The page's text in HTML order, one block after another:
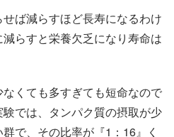
ば減らすほど長寿になるわけ
らすと栄養欠乏になり寿命は
なくても多すぎても短命なので
では、タンパク質の摂取が少
で、その比率が『1：16』く